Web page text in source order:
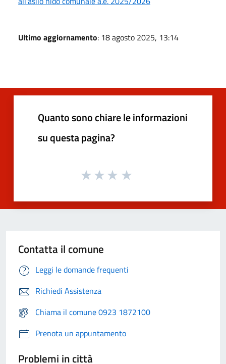
Ultimo aggiornamento: 18 agosto 2025, 13:14
Quanto sono chiare le informazioni
su questa pagina?
Contatta il comune
Leggi le domande frequenti
Richiedi Assistenza
Chiama il comune 0923 1872100
Prenota un appuntamento
Problemi in città